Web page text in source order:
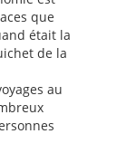
que
était la
de la
au